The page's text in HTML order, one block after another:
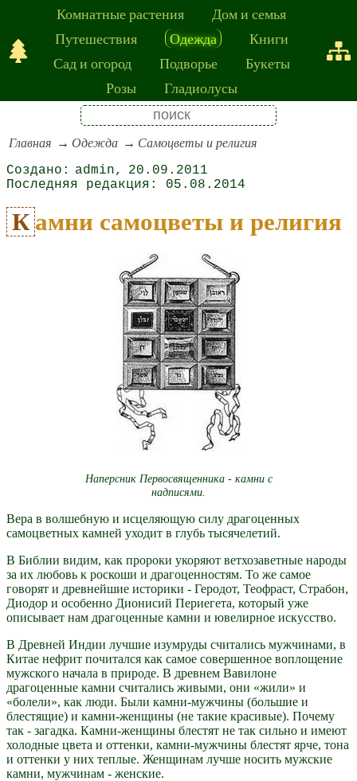
Комнатные растения
Дом и семья
Путешествия
Одежда
Книги
Сад и огород
Подворье
Букеты
Розы
Гладиолусы
Главная Одежда Самоцветы и религия
admin
20.09.2011
05.08.2014
Камни самоцветы и религия
Наперсник Первосвященника - камни с
надписями.
Вера в волшебную и исцеляющую силу драгоценных
самоцветных камней уходит в глубь тысячелетий.
В Библии видим, как пророки укоряют ветхозаветные народы
за их любовь к роскоши и драгоценностям. То же самое
говорят и древнейшие историки - Геродот, Теофраст, Страбон,
Диодор и особенно Дионисий Периегета, который уже
описывает нам драгоценные камни и ювелирное искусство.
В Древней Индии лучшие изумруды считались мужчинами, в
Китае нефрит почитался как самое совершенное воплощение
мужского начала в природе. В древнем Вавилоне
драгоценные камни считались живыми, они «жили» и
«болели», как люди. Были камни-мужчины (большие и
блестящие) и камни-женщины (не такие красивые). Почему
так - загадка. Камни-женщины блестят не так сильно и имеют
холодные цвета и оттенки, камни-мужчины блестят ярче, тона
и оттенки у них теплые. Женщинам лучше носить мужские
камни, мужчинам - женские.